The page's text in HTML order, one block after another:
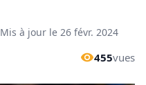
Mis à jour le 26 févr. 2024
455vues